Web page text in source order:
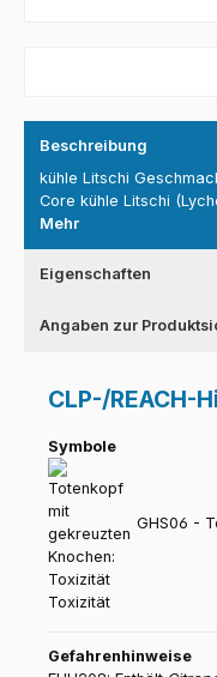
Beschreibung
kühle Litschi
Core kühle Litschi
Mehr
Eigenschaften
Angaben zur
CLP-/REACH-
Symbole
GHS06 -
Toxizität
Gefahrenhinweise